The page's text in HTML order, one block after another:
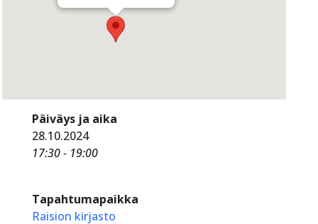
Päiväys ja aika
28.10.2024
17:30 - 19:00
Tapahtumapaikka
Raision kirjasto